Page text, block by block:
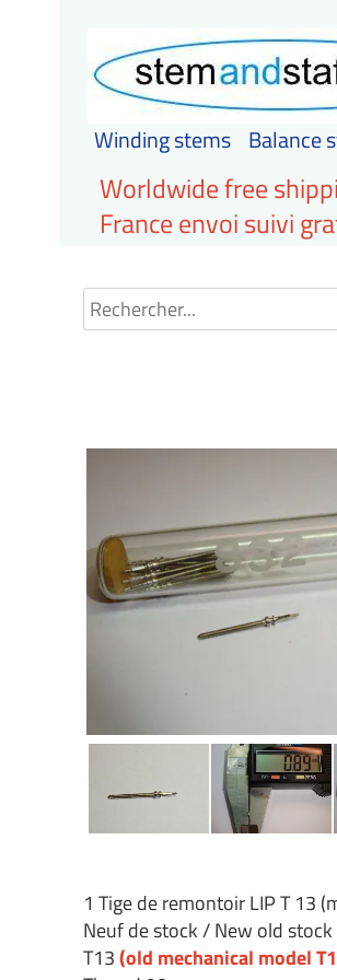
Winding stems Balance
Worldwide free
France envoi suivi
1 Tige de remontoir LIP T 13
Neuf de stock / New old stock
T13(old mechanical model